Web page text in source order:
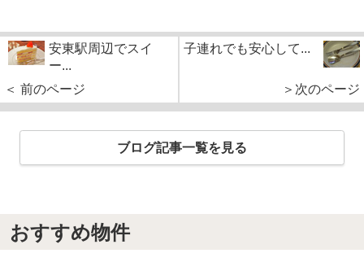
安東駅周辺でスイ
ー...
＜ 前のページ
子連れでも安心して...
＞次のページ
ブログ記事一覧を見る
おすすめ物件